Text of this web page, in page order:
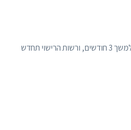
״(ג) נהג שלחובתו רשומות 36 נקודות תקפות או יותר, ייפסל מלהחזיק ברישיון נהיגה למשך 3 חודשים, ורשות הרישוי תחדש